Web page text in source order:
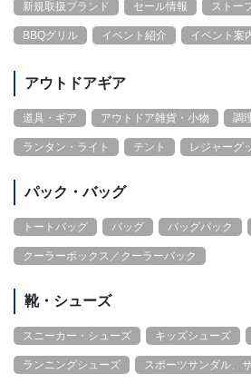
新規取扱ブランド セール情報 ストー
BBQグリル イベント紹介 イベント案
アウトドアギア
道具・ギア アウトドア雑貨・小物 調
ランタン・ライト テント レジャーグ
パック・バッグ
トートバッグ バッグ バッグパック
クーラーボックス／クーラーバック
靴・シューズ
スニーカー・シューズ キッズシューズ
ランニングシューズ スポーツサンダル、